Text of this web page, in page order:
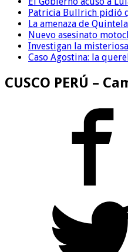
Patricia Bullrich pidió
La amenaza de
Nuevo asesinato
Investigan la
Caso Agostina: la
CUSCO PERÚ –